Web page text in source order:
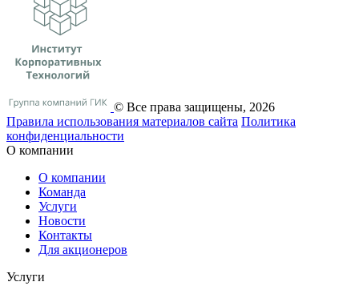
© Все права защищены, 2026
Правила использования материалов сайта Политика
конфиденциальности
О компании
О компании
Команда
Услуги
Новости
Контакты
Для акционеров
Услуги